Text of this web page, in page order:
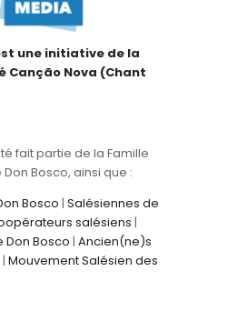
une initiative de la
Canção Nova (Chant
fait partie de la Famille
Bosco, ainsi que :
Bosco | Salésiennes de
salésiens |
Don Bosco | Ancien(ne)s
| Mouvement Salésien des